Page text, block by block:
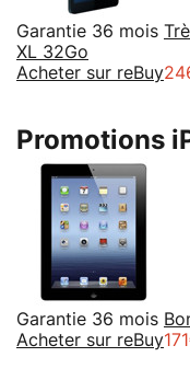
Garantie 36 mois
XL 32Go
Acheter sur reBuy
Promotions
Garantie 36 mois
Acheter sur reBuy